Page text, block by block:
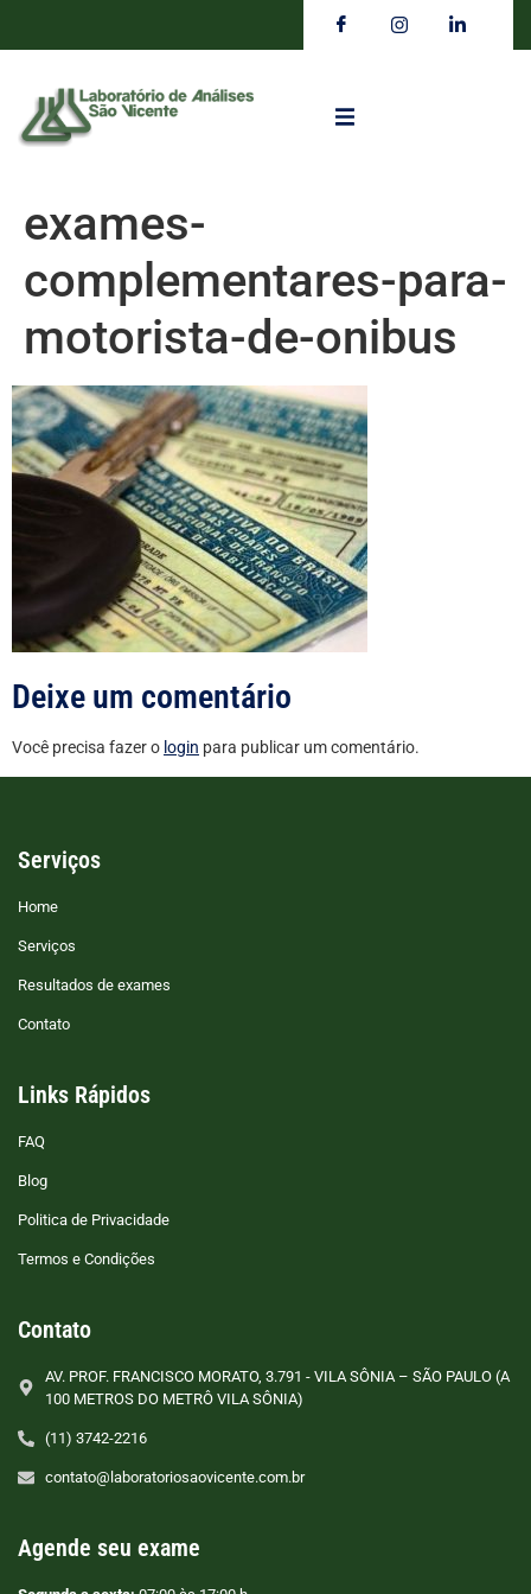
exames-
complementares-para-
motorista-de-onibus
Deixe um comentário
Você precisa fazer o login para publicar um comentário.
Serviços
Home
Serviços
Resultados de exames
Contato
Links Rápidos
FAQ
Blog
Politica de Privacidade
Termos e Condições
Contato
AV. PROF. FRANCISCO MORATO, 3.791 - VILA SÔNIA – SÃO PAULO (A
100 METROS DO METRÔ VILA SÔNIA)
(11) 3742-2216
contato@laboratoriosaovicente.com.br
Agende seu exame